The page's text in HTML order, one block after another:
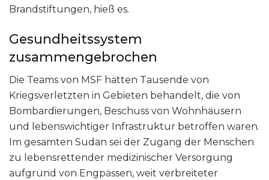
Brandstiftungen, hieß es.
Gesundheitssystem
zusammengebrochen
Die Teams von MSF hätten Tausende von
Kriegsverletzten in Gebieten behandelt, die von
Bombardierungen, Beschuss von Wohnhäusern
und lebenswichtiger Infrastruktur betroffen waren.
Im gesamten Sudan sei der Zugang der Menschen
zu lebensrettender medizinischer Versorgung
aufgrund von Engpässen, weit verbreiteter